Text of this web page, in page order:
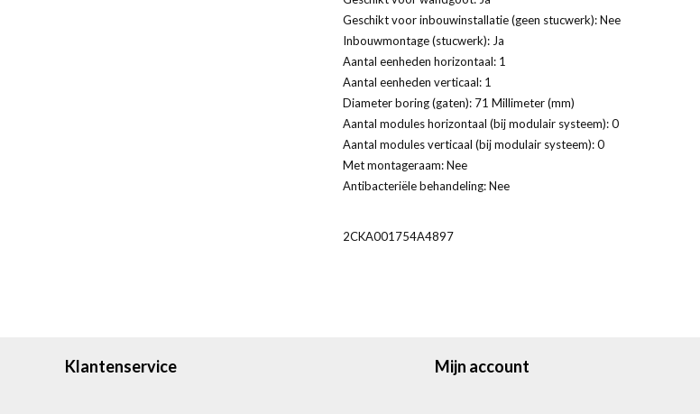
Geschikt voor inbouwinstallatie (geen stucwerk): Nee
Inbouwmontage (stucwerk): Ja
Aantal eenheden horizontaal: 1
Aantal eenheden verticaal: 1
Diameter boring (gaten): 71 Millimeter (mm)
Aantal modules horizontaal (bij modulair systeem): 0
Aantal modules verticaal (bij modulair systeem): 0
Met montageraam: Nee
Antibacteriële behandeling: Nee
2CKA001754A4897
Klantenservice Mijn account